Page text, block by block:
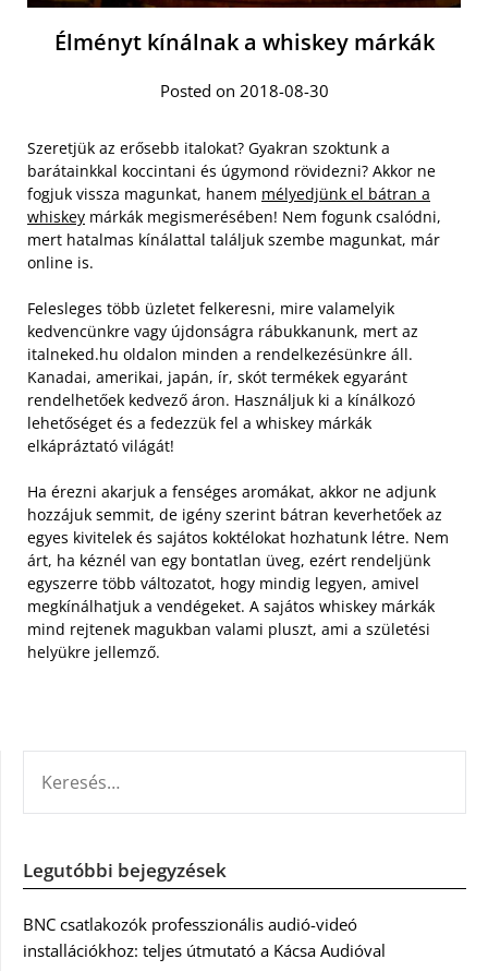
Élményt kínálnak a whiskey márkák
Posted on 2018-08-30
Szeretjük az erősebb italokat? Gyakran szoktunk a
barátainkkal koccintani és úgymond rövidezni? Akkor ne
fogjuk vissza magunkat, hanem mélyedjünk el bátran a
whiskey márkák megismerésében! Nem fogunk csalódni,
mert hatalmas kínálattal találjuk szembe magunkat, már
online is.
Felesleges több üzletet felkeresni, mire valamelyik
kedvencünkre vagy újdonságra rábukkanunk, mert az
italneked.hu oldalon minden a rendelkezésünkre áll.
Kanadai, amerikai, japán, ír, skót termékek egyaránt
rendelhetőek kedvező áron. Használjuk ki a kínálkozó
lehetőséget és a fedezzük fel a whiskey márkák
elkápráztató világát!
Ha érezni akarjuk a fenséges aromákat, akkor ne adjunk
hozzájuk semmit, de igény szerint bátran keverhetőek az
egyes kivitelek és sajátos koktélokat hozhatunk létre. Nem
árt, ha kéznél van egy bontatlan üveg, ezért rendeljünk
egyszerre több változatot, hogy mindig legyen, amivel
megkínálhatjuk a vendégeket. A sajátos whiskey márkák
mind rejtenek magukban valami pluszt, ami a születési
helyükre jellemző.
Legutóbbi bejegyzések
BNC csatlakozók professzionális audió-videó
installációkhoz: teljes útmutató a Kácsa Audióval